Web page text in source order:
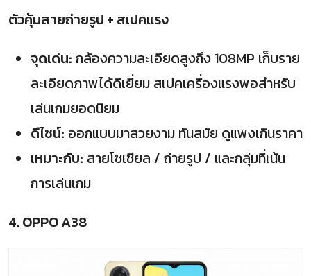
ตัวคุ้มสายถ่ายรูป + สเปคแรง
จุดเด่น: กล้องความละเอียดสูงถึง 108MP เก็บราย
ละเอียดภาพได้ดีเยี่ยม สเปคเครื่องแรงพอสำหรับ
เล่นเกมยอดนิยม
ดีไซน์: ออกแบบมาสวยงาม ทันสมัย ดูแพงเกินราคา
เหมาะกับ: สายโซเชียล / ถ่ายรูป / และกลุ่มที่เน้น
การเล่นเกม
4. OPPO A38